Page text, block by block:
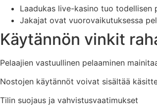
Laadukas live-kasino tuo todellisen
Jakajat ovat vuorovaikutuksessa
Käytännön vinkit
Pelaajien vastuullinen pelaaminen
Nostojen käytännöt voivat sisältää
Tilin suojaus ja vahvistusvaatimukset